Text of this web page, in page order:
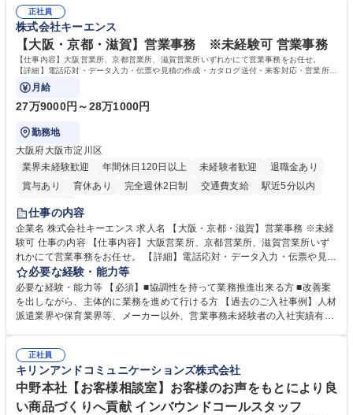
幅広く経験を積みたい意欲がある方に最適な環境です。 募集職種 【総
務・人事】未経験歓迎/日立グループ/組織運営を支えるゼネラリストを目
指す
のご経験 ■労務管理（給与計算・社会保険手続き・勤怠管理など）の経験
■衛生管理者の資格をお持ちの方 学歴・資格 学歴：大学院 大学 高専 短大
専修学校 高校 語学力： 資格：
正社員
株式会社キーエンス
【大阪・京都・滋賀】営業事務 ※未経験可 営業事務
【仕事内容】大阪営業所、京都営業所、滋賀営業所いずれかにて営業事務をお任せ。
【詳細】電話応対・データ入力・伝票や見積の作成・カタログ送付・来客対応・営業所内
で発生する事務業務や業務改善をお任せ。
月給
27万9000円～28万1000円
勤務地
大阪府大阪市淀川区
業界未経験歓迎
年間休日120日以上 未経験者歓迎
退職金あり
賞与あり
育休あり 完全週休2日制 交通費支給
駅近5分以内
土日祝休み
仕事の内容
企業名 株式会社キーエンス 求人名 【大阪・京都・滋賀】営業事務 ※未経
験可 仕事の内容 【仕事内容】大阪営業所、京都営業所、滋賀営業所いず
れかにて営業事務をお任せ。 【詳細】電話応対・データ入力・伝票や見積
の作成・カタログ送付・来客対応・営業所内で発生する事務業務や業務改
善をお任せ。 【教育制度】ご入社後、育成担当とペアになりながらOJTに
て業務を覚えていただくことが可能です。業務システムがきちんと構築さ
れているため、スムーズに仕事に慣れることができる環境です。また、
募集職種 【大阪・京都・滋賀】営業事務 ※未経験可
必要な経験・能力等
必要な経験・能力等 【必須】■協調性を持って業務推進出来る方 ■改善案
を出しながら、主体的に業務を進めて行ける方 【過去のご入社事例】人材
派遣業界や保育業界等、メーカー以外、営業事務未経験者の入社実績有
えて、お客様や社員の状況に合わせ、能動的なサポート、改善の動きも期
待され。組織を支えるスペシャリストとして、チームに貢献し、結果的に
社員から頼られる存在になることができます。平均19:30の退勤以降の業
務の持ち帰りも禁止されており、メリハリのある働き方となります。 学
正社員
キリンアンドコミュニケーションズ株式会社
中野本社【お客様相談室】お客様のお声をもとにより良
い商品づくりへ貢献 インバウンドコールスタッフ